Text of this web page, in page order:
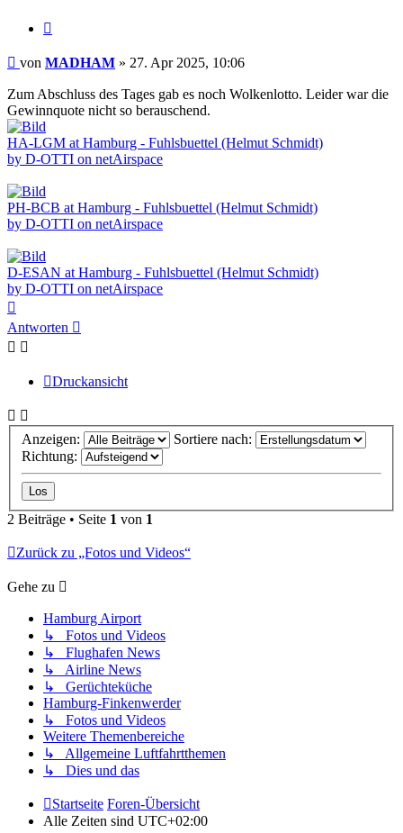
Beitrag
von MADHAM » 27. Apr 2025, 10:06
Zum Abschluss des Tages gab es noch Wolkenlotto. Leider war die
Gewinnquote nicht so berauschend.
HA-LGM at Hamburg - Fuhlsbuettel (Helmut Schmidt)
by D-OTTI on netAirspace
PH-BCB at Hamburg - Fuhlsbuettel (Helmut Schmidt)
by D-OTTI on netAirspace
D-ESAN at Hamburg - Fuhlsbuettel (Helmut Schmidt)
by D-OTTI on netAirspace
oben
Antworten
Druckansicht
Anzeigen:
Sortiere nach:
Richtung:
2 Beiträge • Seite 1 von 1
Zurück zu „Fotos und Videos“
Gehe zu
Hamburg Airport
↳ Fotos und Videos
↳ Flughafen News
↳ Airline News
↳ Gerüchteküche
Hamburg-Finkenwerder
↳ Fotos und Videos
Weitere Themenbereiche
↳ Allgemeine Luftfahrtthemen
↳ Dies und das
Startseite Foren-Übersicht
Alle Zeiten sind UTC+02:00